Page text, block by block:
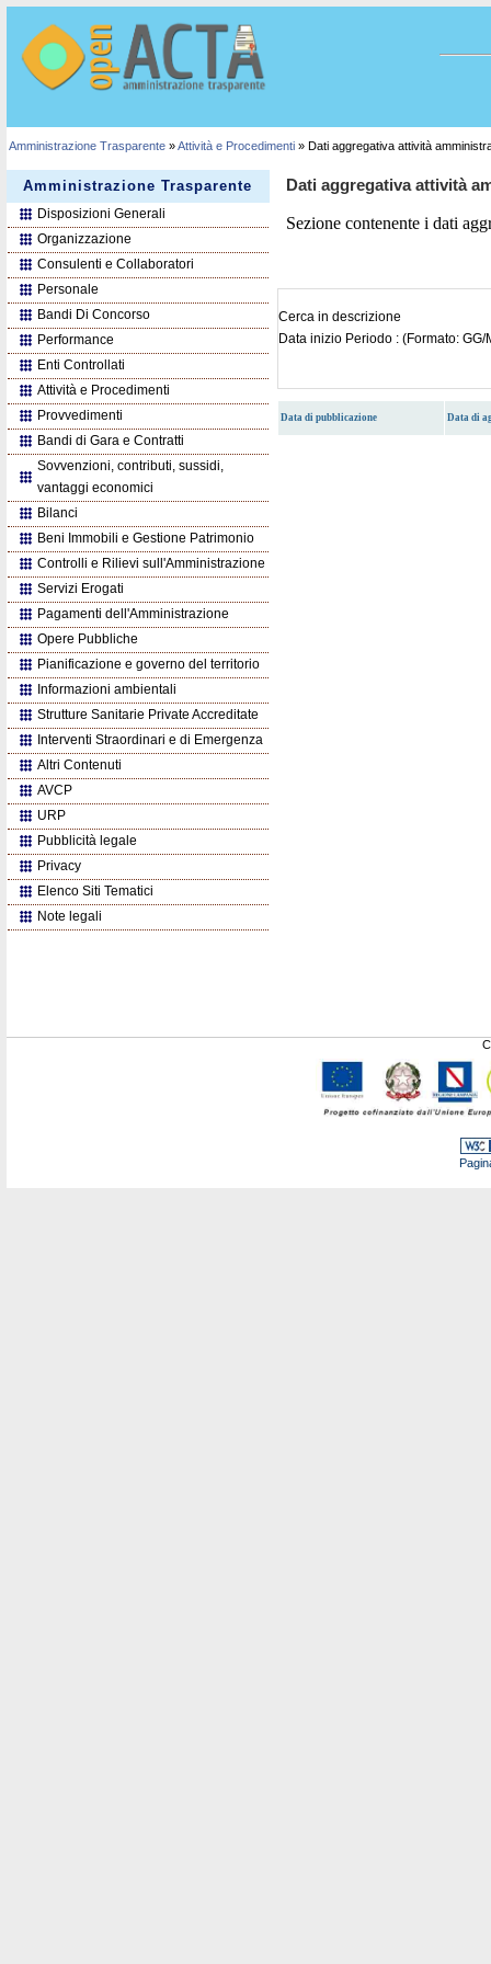
Amministrazione Trasparente »Attività e Procedimenti » Dati aggregativa attività
Dati aggregativa attività
Sezione contenente i dati
Cerca in descrizione
Data inizio Periodo : (Formato: GG/
Data di pubblicazione Data di
Amministrazione Trasparente
Disposizioni Generali
Organizzazione
Consulenti e Collaboratori
Personale
Bandi Di Concorso
Performance
Enti Controllati
Attività e Procedimenti
Provvedimenti
Bandi di Gara e Contratti
Sovvenzioni, contributi, sussidi,
vantaggi economici
Bilanci
Beni Immobili e Gestione Patrimonio
Controlli e Rilievi sull'Amministrazione
Servizi Erogati
Pagamenti dell'Amministrazione
Opere Pubbliche
Pianificazione e governo del territorio
Informazioni ambientali
Strutture Sanitarie Private Accreditate
Interventi Straordinari e di Emergenza
Altri Contenuti
AVCP
URP
Pubblicità legale
Privacy
Elenco Siti Tematici
Note legali